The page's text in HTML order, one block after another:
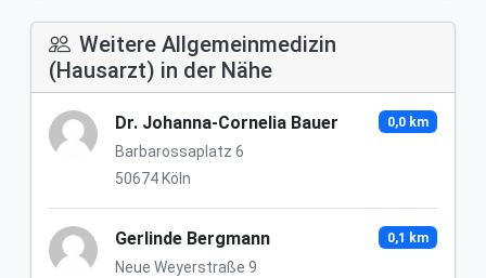
Weitere Allgemeinmedizin
(Hausarzt) in der Nähe
Dr. Johanna-Cornelia Bauer
Barbarossaplatz 6
50674 Köln
0,0 km
Gerlinde Bergmann
Neue Weyerstraße 9
0,1 km